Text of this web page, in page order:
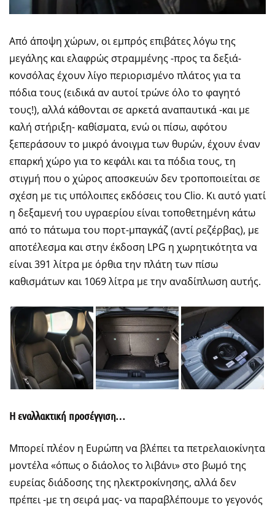
Από άποψη χώρων, οι εμπρός επιβάτες λόγω της
μεγάλης και ελαφρώς στραμμένης -προς τα δεξιά-
κονσόλας έχουν λίγο περιορισμένο πλάτος για τα
πόδια τους (ειδικά αν αυτοί τρώνε όλο το φαγητό
τους!), αλλά κάθονται σε αρκετά αναπαυτικά -και με
καλή στήριξη- καθίσματα, ενώ οι πίσω, αφότου
ξεπεράσουν το μικρό άνοιγμα των θυρών, έχουν έναν
επαρκή χώρο για το κεφάλι και τα πόδια τους, τη
στιγμή που ο χώρος αποσκευών δεν τροποποιείται σε
σχέση με τις υπόλοιπες εκδόσεις του Clio. Κι αυτό γιατί
η δεξαμενή του υγραερίου είναι τοποθετημένη κάτω
από το πάτωμα του πορτ-μπαγκάζ (αντί ρεζέρβας), με
αποτέλεσμα και στην έκδοση LPG η χωρητικότητα να
είναι 391 λίτρα με όρθια την πλάτη των πίσω
καθισμάτων και 1069 λίτρα με την αναδίπλωση αυτής.
Η εναλλακτική προσέγγιση…
Μπορεί πλέον η Ευρώπη να βλέπει τα πετρελαιοκίνητα
μοντέλα «όπως ο διάολος το λιβάνι» στο βωμό της
ευρείας διάδοσης της ηλεκτροκίνησης, αλλά δεν
πρέπει -με τη σειρά μας- να παραβλέπουμε το γεγονός